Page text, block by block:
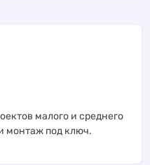
малого и среднего
монтаж под ключ.